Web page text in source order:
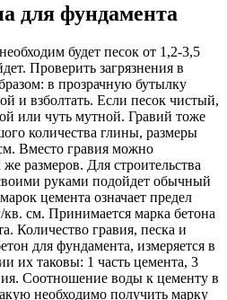
для фундамента
будет песок от 1,2-3,5
Проверить загрязнения в
в прозрачную бутылку
и взболтать. Если песок чистый,
или чуть мутной. Гравий тоже
количества глины, размеры
Вместо гравия можно
размеров. Для строительства
руками подойдет обычный
цемента означает предел
см. Принимается марка бетона
Количество гравия, песка и
для фундамента, измеряется в
их таковы: 1 часть цемента, 3
Соотношение воды к цементу в
необходимо получить марку